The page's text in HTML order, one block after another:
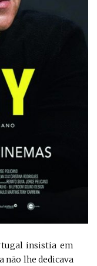
insistia em
não lhe dedicava